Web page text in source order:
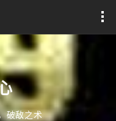
破敌之术